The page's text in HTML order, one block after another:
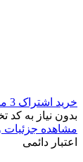
خرید اشتراک 3 ماهه دیجی پلاس با 42% تخفیف
بدون نیاز به کد
مشاهده جزئیات
اعتبار دائمی